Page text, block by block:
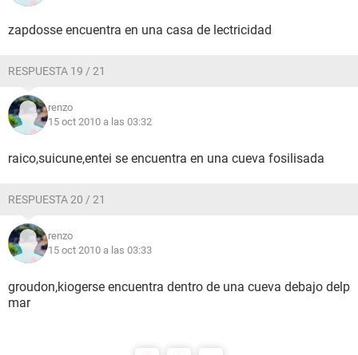
zapdosse encuentra en una casa de lectricidad
RESPUESTA 19 / 21
renzo
15 oct 2010 a las 03:32
raico,suicune,entei se encuentra en una cueva fosilisada
RESPUESTA 20 / 21
renzo
15 oct 2010 a las 03:33
groudon,kiogerse encuentra dentro de una cueva debajo delp
mar